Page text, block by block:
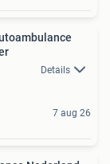
Details
7 aug 26